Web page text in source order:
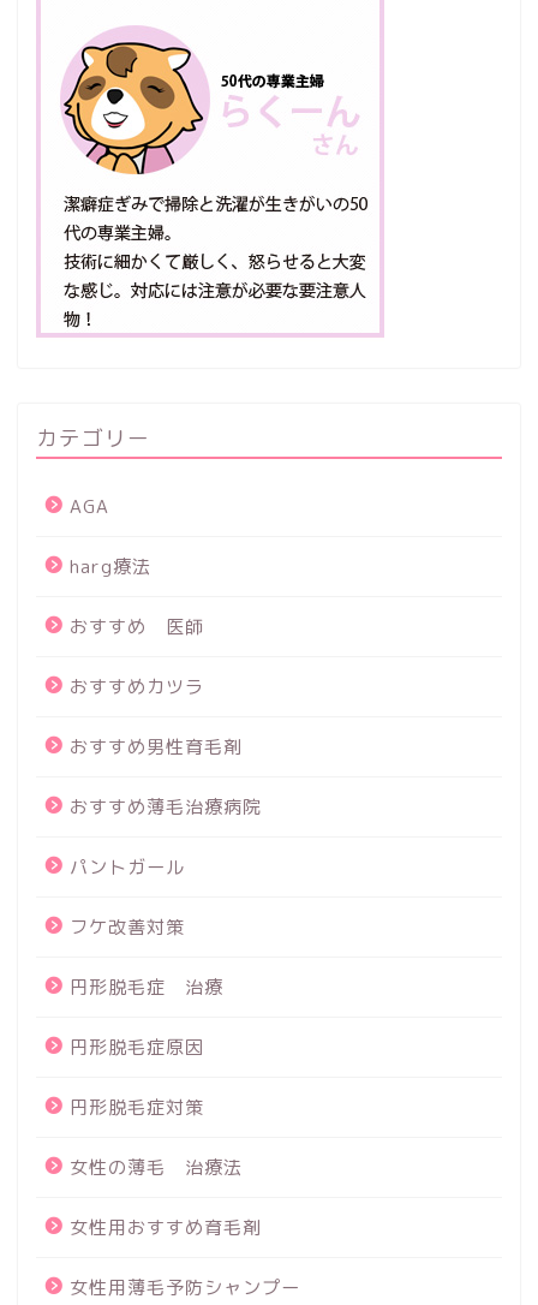
カテゴリー
AGA
harg療法
おすすめ 医師
おすすめカツラ
おすすめ男性育毛剤
おすすめ薄毛治療病院
パントガール
フケ改善対策
円形脱毛症 治療
円形脱毛症原因
円形脱毛症対策
女性の薄毛 治療法
女性用おすすめ育毛剤
女性用薄毛予防シャンプー